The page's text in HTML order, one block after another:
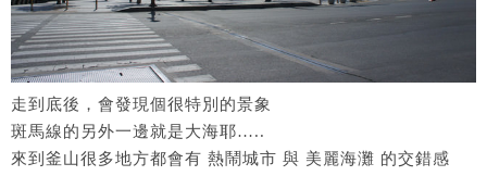
走到底後，會發現個很特別的景象
斑馬線的另外一邊就是大海耶…..
來到釜山很多地方都會有 熱鬧城市 與 美麗海灘 的交錯感